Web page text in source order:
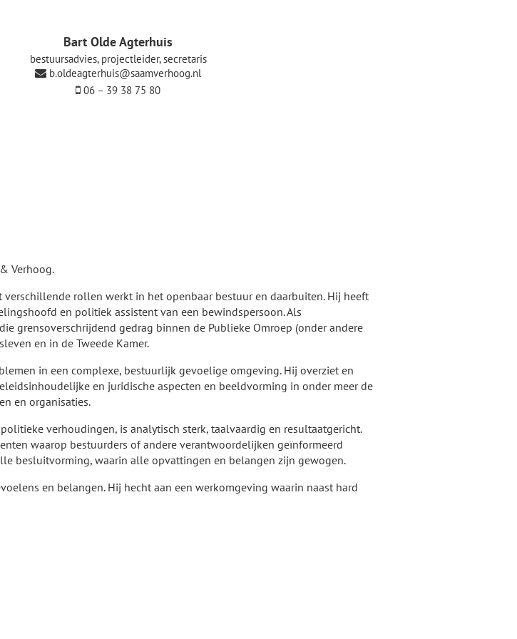
Bart Olde Agterhuis
bestuursadvies, projectleider, secretaris
06 – 39 38 75 80
b.oldeagterhuis@saamverhoog.nl
Verhoog.
rollen werkt in het openbaar bestuur en daarbuiten. Hij heeft
en politiek assistent van een bewindspersoon. Als
grensoverschrijdend gedrag binnen de Publieke Omroep (onder andere
en in de Tweede Kamer.
in een complexe, bestuurlijk gevoelige omgeving. Hij overziet en
en juridische aspecten en beeldvorming in onder meer de
en organisaties.
verhoudingen, is analytisch sterk, taalvaardig en resultaatgericht.
waarop bestuurders of andere verantwoordelijken geïnformeerd
besluitvorming, waarin alle opvattingen en belangen zijn gewogen.
en belangen. Hij hecht aan een werkomgeving waarin naast hard